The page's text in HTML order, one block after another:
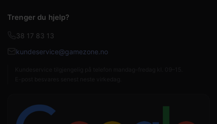
Trenger du hjelp?
38 17 83 13
kundeservice@gamezone.no